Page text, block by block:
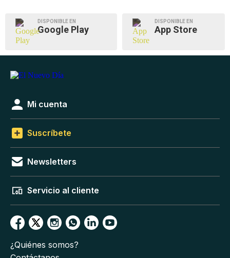
DISPONIBLE EN
Google Play
DISPONIBLE EN
App Store
Mi cuenta
Suscríbete
Newsletters
Servicio al cliente
¿Quiénes somos?